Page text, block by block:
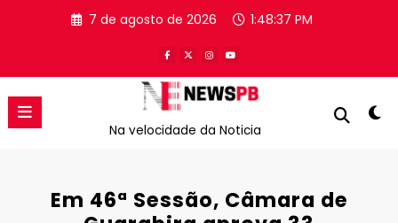
7 de agosto de 2026 1:48:37 PM
Na velocidade da Noticia
Em 46ª Sessão, Câmara de